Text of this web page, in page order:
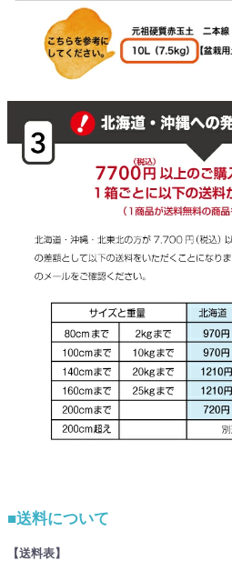
■送料について
【送料表】